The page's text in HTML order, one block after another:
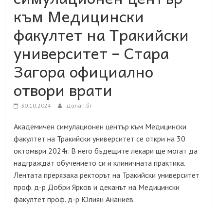
към Медицински
факултет на Тракийски
университет – Стара
Загора официално
отвори врати
30.10.2024 Долап.бг
Академичен симулационен център към Медицински
факултет на Тракийски университет се откри на 30
октомври 2024г. В него бъдещите лекари ще могат да
надграждат обучението си и клиничната практика.
Лентата прерязаха ректорът на Тракийски университет
проф. д-р Добри Ярков и деканът на Медицински
факултет проф. д-р Юлиян Ананиев.